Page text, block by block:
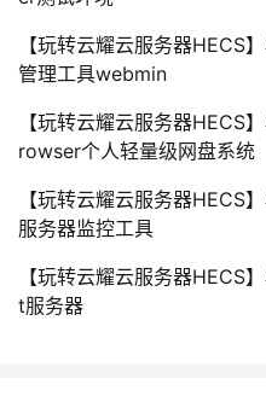
【玩转云耀云服务器HECS
管理工具webmin
【玩转云耀云服务器HECS
rowser个人轻量级网盘系统
【玩转云耀云服务器HECS
服务器监控工具
【玩转云耀云服务器HECS
t服务器